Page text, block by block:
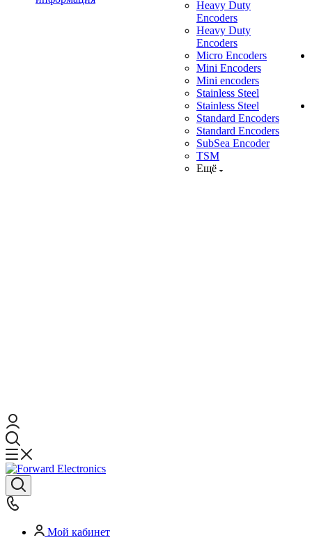
Heavy Duty
Encoders
Heavy Duty
Encoders
Micro Encoders
Mini Encoders
Mini encoders
Stainless Steel
Stainless Steel
Standard Encoders
Standard Encoders
SubSea Encoder
TSM
Ещё
Мой кабинет